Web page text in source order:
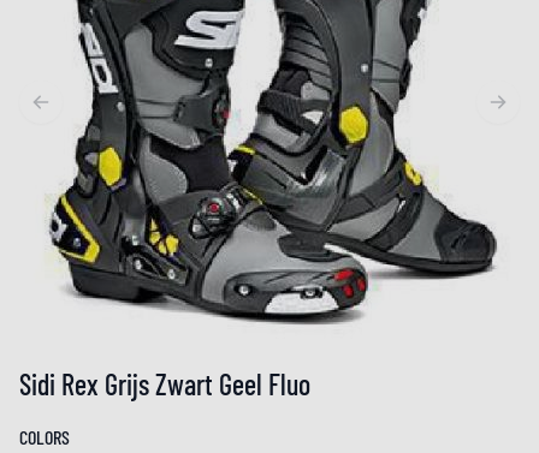
Sidi Rex Grijs Zwart Geel Fluo
COLORS